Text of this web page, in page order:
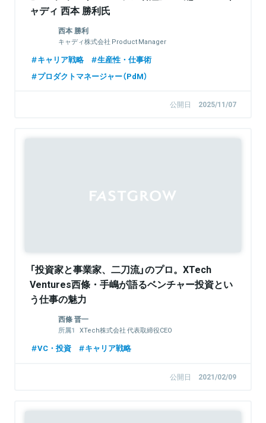
ャディ 西本 勝利氏
西本 勝利
キャディ株式会社 Product Manager
キャリア戦略
生産性・仕事術
プロダクトマネージャー（PdM）
公開日 2025/11/07
「投資家と事業家、二刀流」のプロ。XTech
Ventures西條・手嶋が語るベンチャー投資とい
う仕事の魅力
西條 晋一
XTech株式会社 代表取締役CEO
エキサイトホールディングス株式会社 代表取
VC・投資 キャリア戦略
公開日 2021/02/09